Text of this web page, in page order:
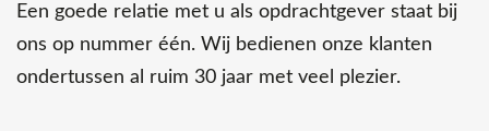
Een goede relatie met u als opdrachtgever staat bij
ons op nummer één. Wij bedienen onze klanten
ondertussen al ruim 30 jaar met veel plezier.